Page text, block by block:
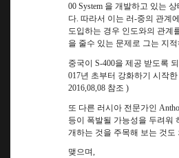
00 System 을 개발하고 있는
다. 따라서 이는 러-중의 관계
도입하는 경우 인도와의 관계
을 줄수 있는 문제로 그는 지
중국이 S-400을 제공 받도록
017년 초부터 강화하기 시작
2016,08,08 참조 )
또 다른 러시아 전문가인
등이 폭발될 가능성을 두려워
개하는 것을 주목해 보는 것도
맺으며,